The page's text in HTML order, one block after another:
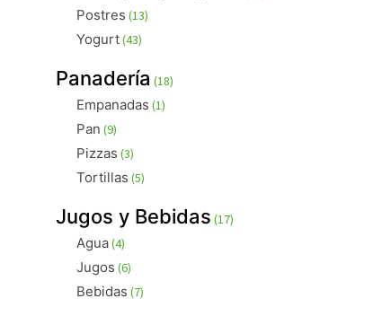
Postres 1313
Yogurt 4343
Panadería 1818
productos
Empanadas 11
Pan 99
productos
Pizzas 33
productos
Tortillas 55
Jugos y Bebidas 1717
productos
Agua 44
productos
Jugos 66
productos
Bebidas 77